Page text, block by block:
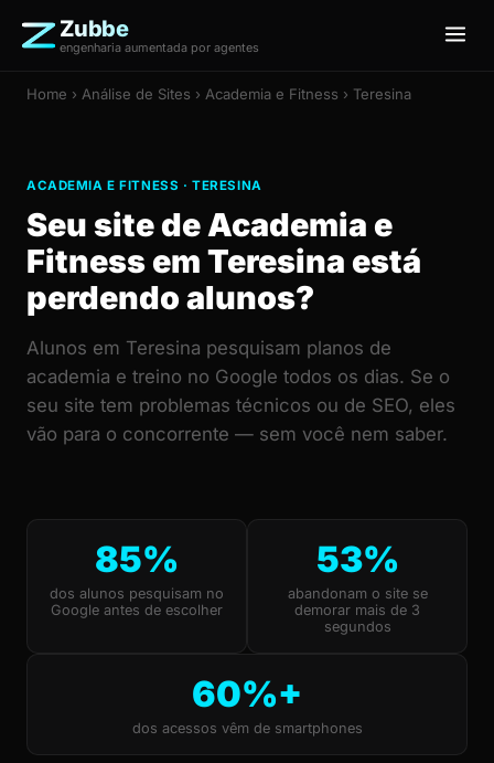
Zubbe
engenharia aumentada por agentes
Home › Análise de Sites › Academia e Fitness › Teresina
ACADEMIA E FITNESS · TERESINA
Seu site de Academia e
Fitness em Teresina está
perdendo alunos?
Alunos em Teresina pesquisam planos de
academia e treino no Google todos os dias. Se o
seu site tem problemas técnicos ou de SEO, eles
vão para o concorrente — sem você nem saber.
85%
dos alunos pesquisam no
Google antes de escolher
53%
abandonam o site se
demorar mais de 3
segundos
60%+
dos acessos vêm de smartphones